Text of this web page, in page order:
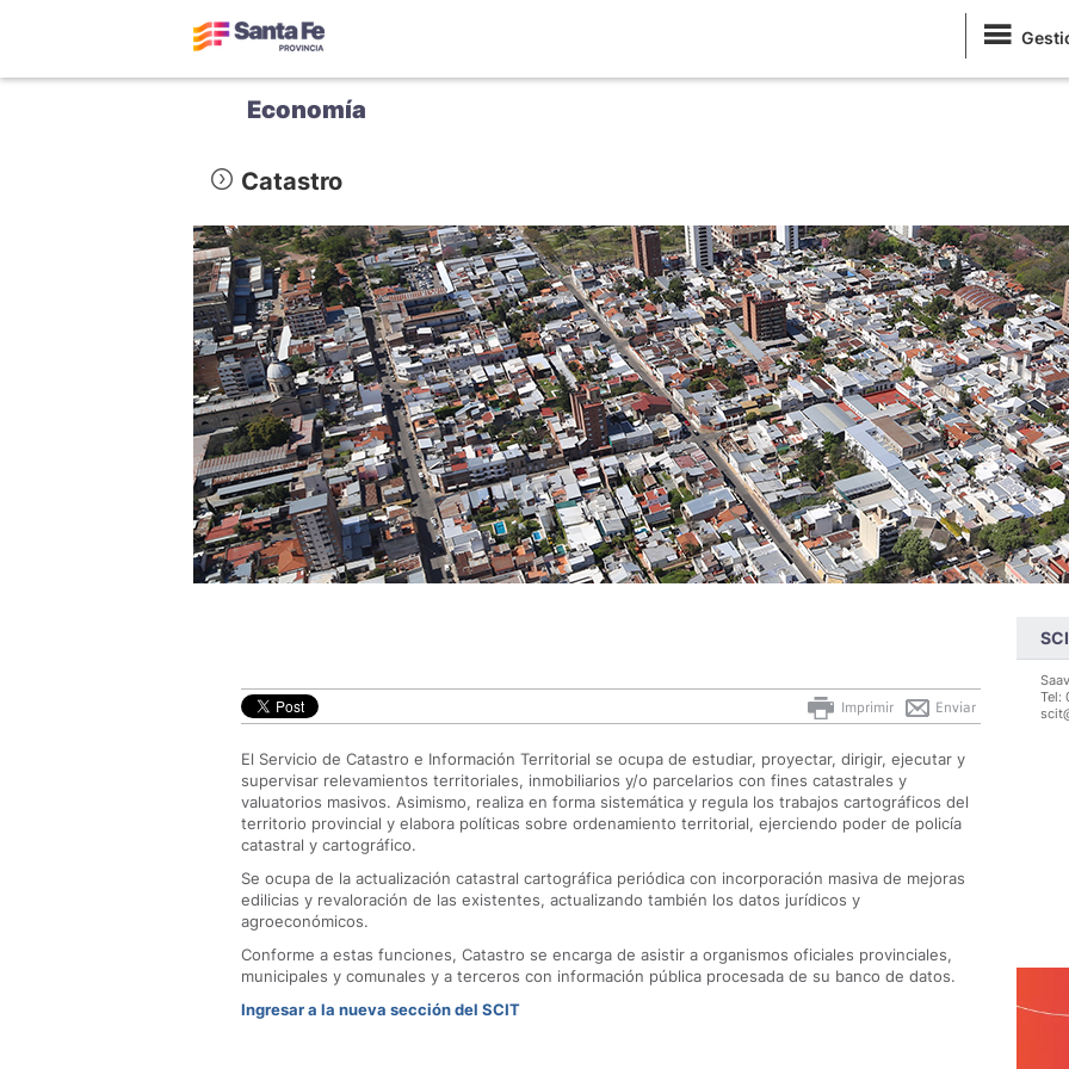
Economía
Catastro
Enviar
Imprimir
El Servicio de Catastro e Información Territorial se ocupa de estudiar, proyectar, dirigir, ejecutar y
supervisar relevamientos territoriales, inmobiliarios y/o parcelarios con fines catastrales y
valuatorios masivos. Asimismo, realiza en forma sistemática y regula los trabajos cartográficos del
territorio provincial y elabora políticas sobre ordenamiento territorial, ejerciendo poder de policía
catastral y cartográfico.
Se ocupa de la actualización catastral cartográfica periódica con incorporación masiva de mejoras
edilicias y revaloración de las existentes, actualizando también los datos jurídicos y
agroeconómicos.
Conforme a estas funciones, Catastro se encarga de asistir a organismos oficiales provinciales,
municipales y comunales y a terceros con información pública procesada de su banco de datos.
Ingresar a la nueva sección del SCIT
Tel: